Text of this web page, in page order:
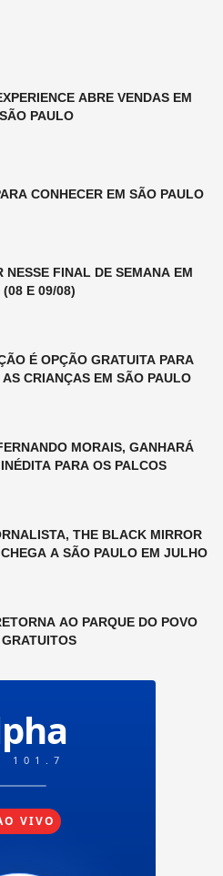
ABRE VENDAS EM
PAULO
CONHECER EM SÃO PAULO
NESSE FINAL DE SEMANA EM
E 09/08)
É OPÇÃO GRATUITA PARA
CRIANÇAS EM SÃO PAULO
MORAIS, GANHARÁ
PARA OS PALCOS
THE BLACK MIRROR
A SÃO PAULO EM JULHO
AO PARQUE DO POVO